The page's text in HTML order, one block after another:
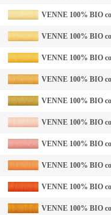
VENNE 100% BIO
VENNE 100% BIO
VENNE 100% BIO
VENNE 100% BIO
VENNE 100% BIO
VENNE 100% BIO
VENNE 100% BIO
VENNE 100% BIO
VENNE 100% BIO
VENNE 100% BIO